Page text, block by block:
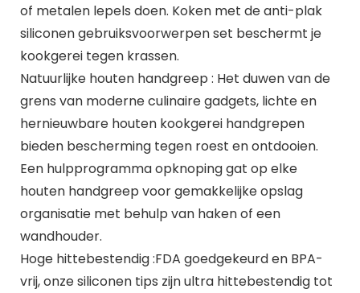
of metalen lepels doen. Koken met de anti-plak
siliconen gebruiksvoorwerpen set beschermt je
kookgerei tegen krassen.
Natuurlijke houten handgreep : Het duwen van de
grens van moderne culinaire gadgets, lichte en
hernieuwbare houten kookgerei handgrepen
bieden bescherming tegen roest en ontdooien.
Een hulpprogramma opknoping gat op elke
houten handgreep voor gemakkelijke opslag
organisatie met behulp van haken of een
wandhouder.
Hoge hittebestendig :FDA goedgekeurd en BPA-
vrij, onze siliconen tips zijn ultra hittebestendig tot